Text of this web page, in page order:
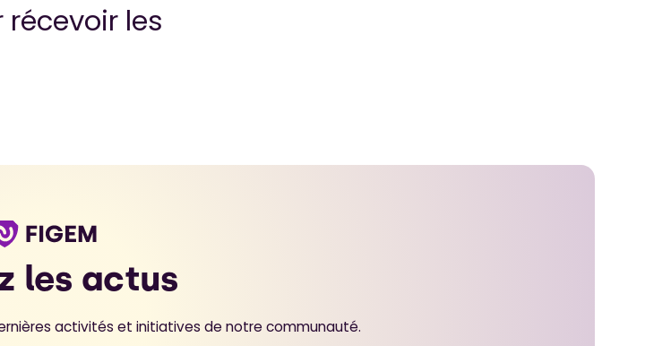
les
les actus
activités et initiatives de notre communauté.